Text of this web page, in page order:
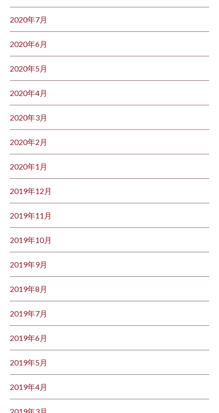
2020年7月
2020年6月
2020年5月
2020年4月
2020年3月
2020年2月
2020年1月
2019年12月
2019年11月
2019年10月
2019年9月
2019年8月
2019年7月
2019年6月
2019年5月
2019年4月